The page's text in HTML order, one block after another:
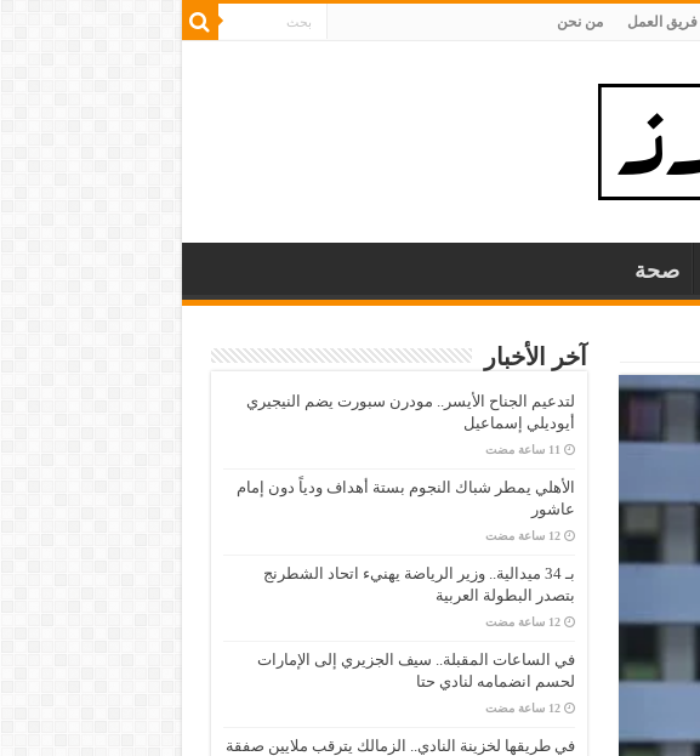
فريق العمل من نحن
صحة
آخر الأخبار
لتدعيم الجناح الأيسر.. مودرن سبورت يضم النيجيري
أيوديلي إسماعيل
الأهلي يمطر شباك النجوم بستة أهداف ودياً دون إمام
عاشور
‏12 ساعة مضت
بـ 34 ميدالية.. وزير الرياضة يهنيء اتحاد الشطرنج
بتصدر البطولة العربية
‏12 ساعة مضت
في الساعات المقبلة.. سيف الجزيري إلى الإمارات
لحسم انضمامه لنادي حتا
‏12 ساعة مضت
في طريقها لخزينة النادي.. الزمالك يترقب ملايين صفقة